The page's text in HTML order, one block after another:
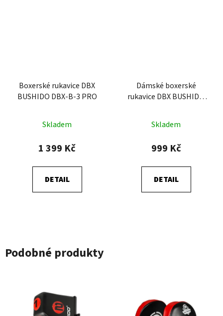
Boxerské rukavice DBX
BUSHIDO DBX-B-3 PRO
Skladem
1 399 Kč
DETAIL
Dámské boxerské
rukavice DBX BUSHIDO
Skladem
999 Kč
DETAIL
Podobné produkty